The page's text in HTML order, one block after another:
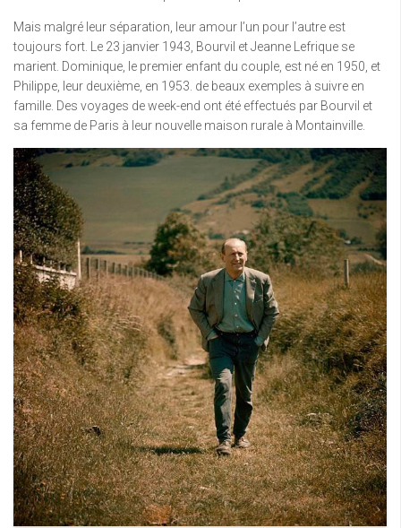
Mais malgré leur séparation, leur amour l’un pour l’autre est
toujours fort. Le 23 janvier 1943, Bourvil et Jeanne Lefrique se
marient. Dominique, le premier enfant du couple, est né en 1950, et
Philippe, leur deuxième, en 1953. de beaux exemples à suivre en
famille. Des voyages de week-end ont été effectués par Bourvil et
sa femme de Paris à leur nouvelle maison rurale à Montainville.